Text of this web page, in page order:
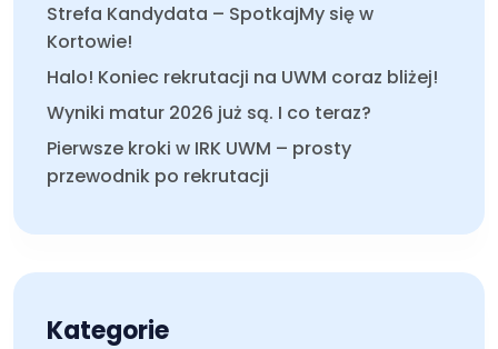
Strefa Kandydata – SpotkajMy się w
Kortowie!
Halo! Koniec rekrutacji na UWM coraz bliżej!
Wyniki matur 2026 już są. I co teraz?
Pierwsze kroki w IRK UWM – prosty
przewodnik po rekrutacji
Kategorie